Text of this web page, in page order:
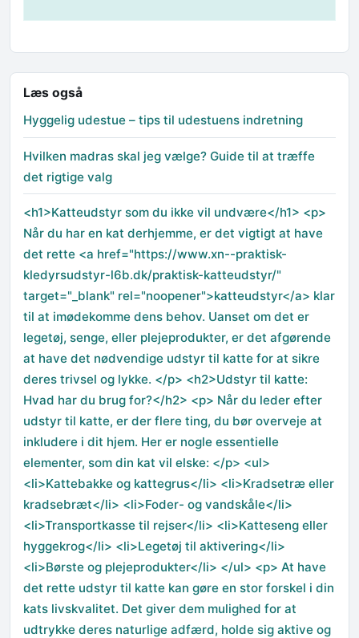
Læs også
Hyggelig udestue – tips til udestuens indretning
Hvilken madras skal jeg vælge? Guide til at træffe
det rigtige valg
<h1>Katteudstyr som du ikke vil undvære</h1> <p>
Når du har en kat derhjemme, er det vigtigt at have
det rette <a href="https://www.xn--praktisk-
kledyrsudstyr-l6b.dk/praktisk-katteudstyr/"
target="_blank" rel="noopener">katteudstyr</a> klar
til at imødekomme dens behov. Uanset om det er
legetøj, senge, eller plejeprodukter, er det afgørende
at have det nødvendige udstyr til katte for at sikre
deres trivsel og lykke. </p> <h2>Udstyr til katte:
Hvad har du brug for?</h2> <p> Når du leder efter
udstyr til katte, er der flere ting, du bør overveje at
inkludere i dit hjem. Her er nogle essentielle
elementer, som din kat vil elske: </p> <ul>
<li>Kattebakke og kattegrus</li> <li>Kradsetræ eller
kradsebræt</li> <li>Foder- og vandskåle</li>
<li>Transportkasse til rejser</li> <li>Katteseng eller
hyggekrog</li> <li>Legetøj til aktivering</li>
<li>Børste og plejeprodukter</li> </ul> <p> At have
det rette udstyr til katte kan gøre en stor forskel i din
kats livskvalitet. Det giver dem mulighed for at
udtrykke deres naturlige adfærd, holde sig aktive og